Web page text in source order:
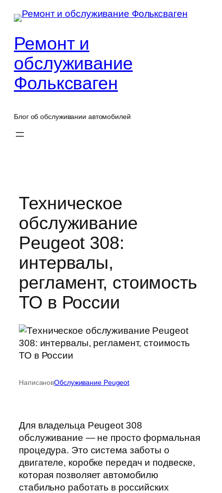
Перейти
Ремонт и
обслуживание
Фольксваген
Блог об обслуживании автомобилей
Техническое
обслуживание
Peugeot 308:
интервалы,
регламент, стоимость
ТО в России
НаписановОбслуживание Peugeot
Для владельца Peugeot 308
обслуживание — не просто формальная
процедура. Это система заботы о
двигателе, коробке передач и подвеске,
которая позволяет автомобилю
стабильно работать в российских